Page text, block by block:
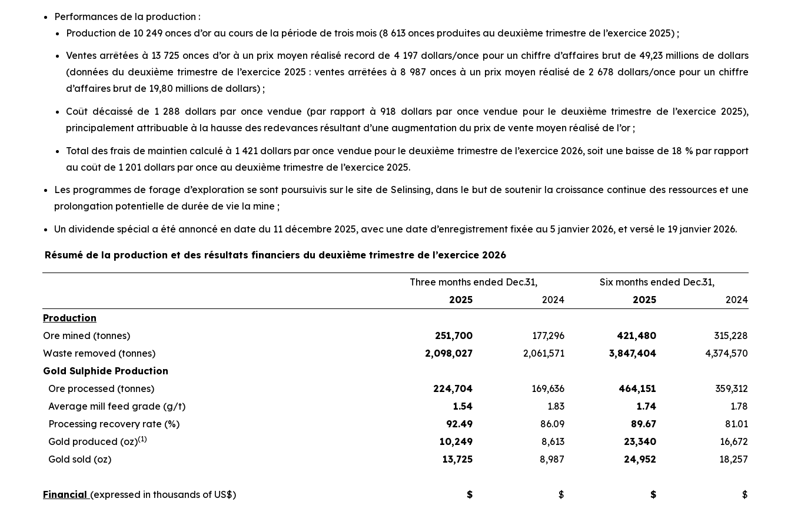
Performances de la production :
Production de 10 249 onces d’or au cours de la période de trois mois (8 613 onces produites au deuxième trimestre de l’exercice 2025) ;
Ventes arrêtées à 13 725 onces d’or à un prix moyen réalisé record de 4 197 dollars/once pour un chiffre d’affaires brut de 49,23 millions de dollars
(données du deuxième trimestre de l’exercice 2025 : ventes arrêtées à 8 987 onces à un prix moyen réalisé de 2 678 dollars/once pour un chiffre
d’affaires brut de 19,80 millions de dollars) ;
Coût décaissé de 1 288 dollars par once vendue (par rapport à 918 dollars par once vendue pour le deuxième trimestre de l’exercice 2025),
principalement attribuable à la hausse des redevances résultant d’une augmentation du prix de vente moyen réalisé de l’or ;
Total des frais de maintien calculé à 1 421 dollars par once vendue pour le deuxième trimestre de l’exercice 2026, soit une baisse de 18 % par rapport
au coût de 1 201 dollars par once au deuxième trimestre de l’exercice 2025.
Les programmes de forage d’exploration se sont poursuivis sur le site de Selinsing, dans le but de soutenir la croissance continue des ressources et une
prolongation potentielle de durée de vie la mine ;
Un dividende spécial a été annoncé en date du 11 décembre 2025, avec une date d’enregistrement fixée au 5 janvier 2026, et versé le 19 janvier 2026.
Résumé de la production et des résultats financiers du deuxième trimestre de l’exercice 2026
Three months ended Dec.31,
Six months ended Dec.31,
2025
2024 2025
2024
Production
Ore mined (tonnes)
251,700 177,296 421,480
315,228
Waste removed (tonnes)
2,098,027 2,061,571 3,847,404
4,374,570
Gold Sulphide Production
Ore processed (tonnes)
224,704 169,636 464,151
359,312
Average mill feed grade (g/t)
1.54 1.83 1.74
1.78
Processing recovery rate (%)
92.49 86.09 89.67
81.01
Gold produced (oz)(1) 10,249 8,613 23,340
16,672
Gold sold (oz)
13,725 8,987 24,952 18,257
Financial (expressed in thousands of US$) $ $ $
$